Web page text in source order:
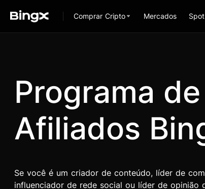
Comprar Cripto Mercados Spot
Programa de
Afiliados
Se você é um criador de conteúdo, líder de
influenciador de rede social ou líder de opinião